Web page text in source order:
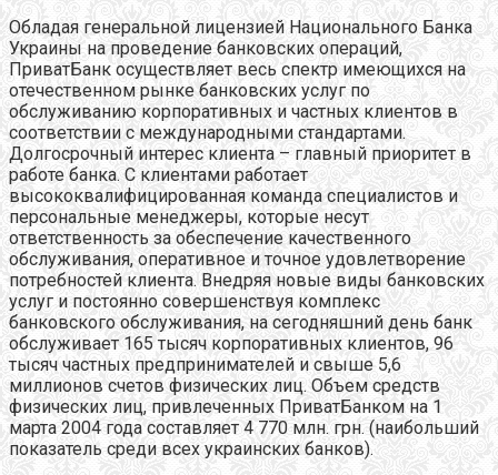
Обладая генеральной лицензией Национального Банка
Украины на проведение банковских операций,
ПриватБанк осуществляет весь спектр имеющихся на
отечественном рынке банковских услуг по
обслуживанию корпоративных и частных клиентов в
соответствии с международными стандартами.
Долгосрочный интерес клиента – главный приоритет в
работе банка. С клиентами работает
высококвалифицированная команда специалистов и
персональные менеджеры, которые несут
ответственность за обеспечение качественного
обслуживания, оперативное и точное удовлетворение
потребностей клиента. Внедряя новые виды банковских
услуг и постоянно совершенствуя комплекс
банковского обслуживания, на сегодняшний день банк
обслуживает 165 тысяч корпоративных клиентов, 96
тысяч частных предпринимателей и свыше 5,6
миллионов счетов физических лиц. Объем средств
физических лиц, привлеченных ПриватБанком на 1
марта 2004 года составляет 4 770 млн. грн. (наибольший
показатель среди всех украинских банков).